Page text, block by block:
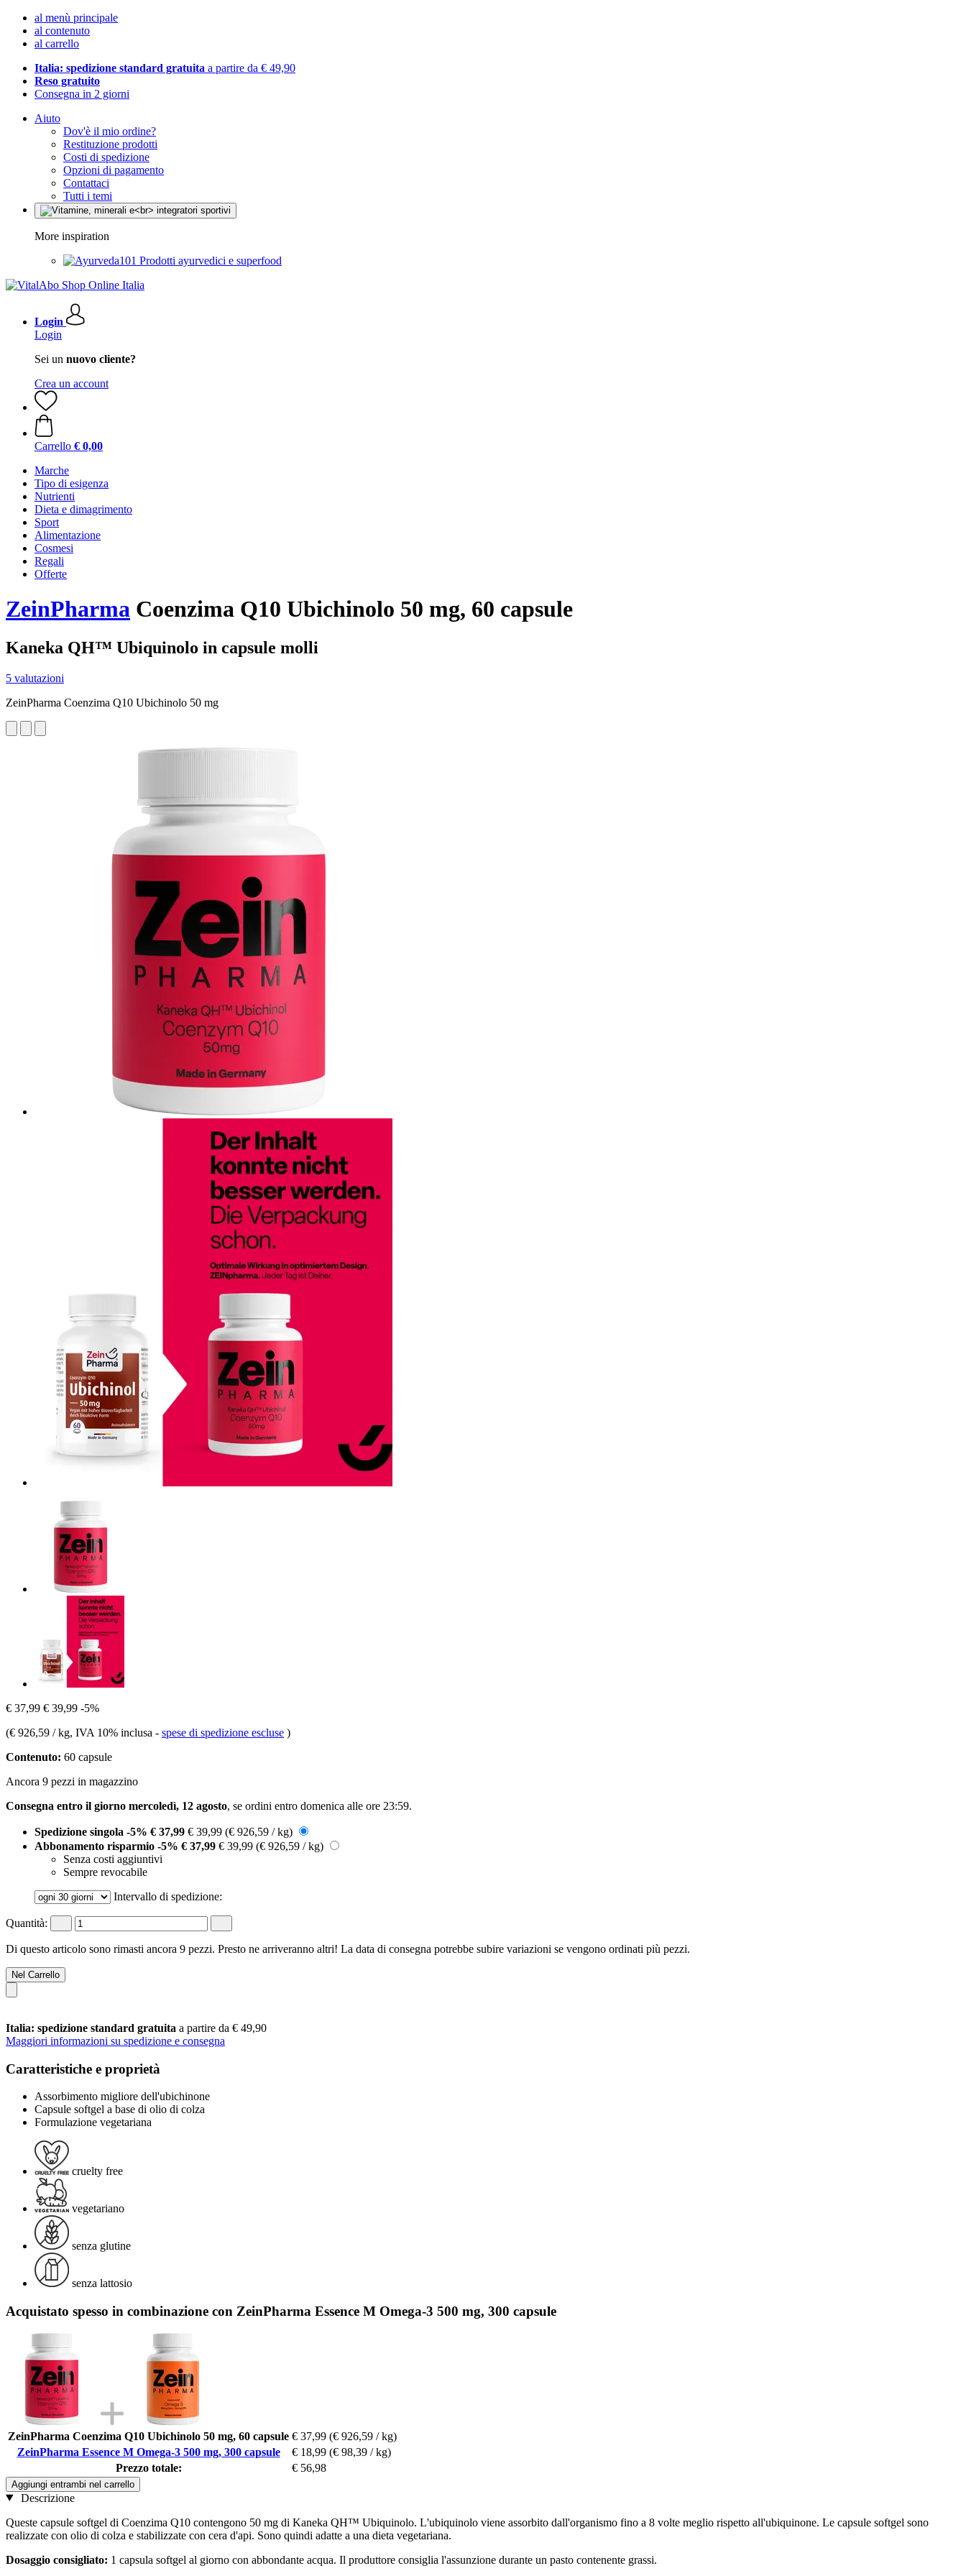
al menù principale
al contenuto
al carrello
Italia: spedizione standard gratuita a partire da € 49,90
Reso gratuito
Consegna in 2 giorni
Aiuto
Dov'è il mio ordine?
Restituzione prodotti
Costi di spedizione
Opzioni di pagamento
Contattaci
Tutti i temi
More inspiration
Prodotti ayurvedici e superfood
Login
Login
Sei un nuovo cliente?
Crea un account
Carrello € 0,00
Marche
Tipo di esigenza
Nutrienti
Dieta e dimagrimento
Sport
Alimentazione
Cosmesi
Regali
Offerte
ZeinPharma Coenzima Q10 Ubichinolo 50 mg, 60 capsule
Kaneka QH™ Ubiquinolo in capsule molli
5 valutazioni
ZeinPharma Coenzima Q10 Ubichinolo 50 mg
€ 37,99 € 39,99 -5%
(€ 926,59 / kg, IVA 10% inclusa - spese di spedizione escluse )
Contenuto: 60 capsule
Ancora 9 pezzi in magazzino
Consegna entro il giorno mercoledì, 12 agosto, se ordini entro domenica alle ore 23:59.
Spedizione singola -5% € 37,99 € 39,99 (€ 926,59 / kg)
Abbonamento risparmio -5% € 37,99 € 39,99 (€ 926,59 / kg)
Senza costi aggiuntivi
Sempre revocabile
Intervallo di spedizione:
Quantità:
Di questo articolo sono rimasti ancora 9 pezzi. Presto ne arriveranno altri! La data di consegna potrebbe subire variazioni se vengono ordinati più pezzi.
Nel Carrello
Italia: spedizione standard gratuita a partire da € 49,90
Maggiori informazioni su spedizione e consegna
Caratteristiche e proprietà
Assorbimento migliore dell'ubichinone
Capsule softgel a base di olio di colza
Formulazione vegetariana
cruelty free
vegetariano
senza glutine
senza lattosio
Acquistato spesso in combinazione con ZeinPharma Essence M Omega-3 500 mg, 300 capsule
ZeinPharma Coenzima Q10 Ubichinolo 50 mg, 60 capsule € 37,99 (€ 926,59 / kg)
ZeinPharma Essence M Omega-3 500 mg, 300 capsule
€ 18,99 (€ 98,39 / kg)
Prezzo totale:
€ 56,98
Aggiungi entrambi nel carrello
Descrizione
Queste capsule softgel di Coenzima Q10 contengono 50 mg di Kaneka QH™ Ubiquinolo. L'ubiquinolo viene assorbito dall'organismo fino a 8 volte meglio rispetto all'ubiquinone. Le capsule softgel sono
realizzate con olio di colza e stabilizzate con cera d'api. Sono quindi adatte a una dieta vegetariana.
Dosaggio consigliato: 1 capsula softgel al giorno con abbondante acqua. Il produttore consiglia l'assunzione durante un pasto contenente grassi.